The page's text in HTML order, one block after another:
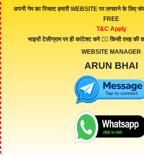
अपनी गेम का रिजल्ट हमारीWEBSITEपर लगवाने के लिए
FREE
T&C Apply
भाइयों टेलीग्राम पर ही कांटेक्ट करे 👇🏻 किसी तरह की
WEBSITE MANAGER
ARUN BHAI